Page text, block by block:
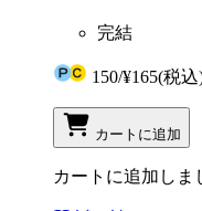
完結
150/¥165(税込
カートに追加
カートに追加しま